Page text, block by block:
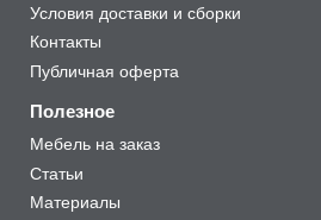
Условия доставки и сборки
Контакты
Публичная оферта
Полезное
Мебель на заказ
Статьи
Материалы